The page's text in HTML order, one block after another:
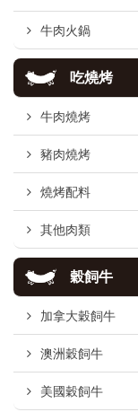
牛肉火鍋
吃燒烤
牛肉燒烤
豬肉燒烤
燒烤配料
其他肉類
穀飼牛
加拿大穀飼牛
澳洲穀飼牛
美國穀飼牛